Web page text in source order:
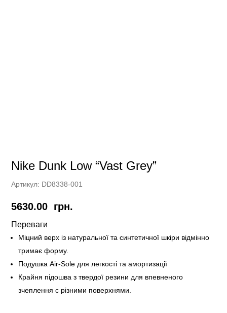
Nike Dunk Low “Vast Grey”
Артикул: DD8338-001
5630.00 грн.
Переваги
Міцний верх із натуральної та синтетичної шкіри відмінно
тримає форму.
Подушка Air-Sole для легкості та амортизації
Крайня підошва з твердої резини для впевненого
зчеплення с різними поверхнями.